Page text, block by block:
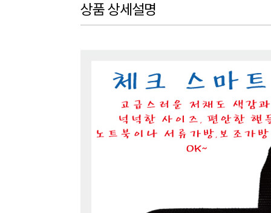
상품 상세설명